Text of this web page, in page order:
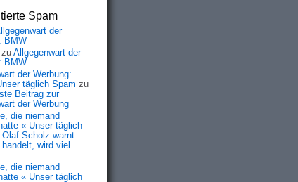
Spam
der
BMW
zu Allgegenwart der
BMW
der Werbung:
täglich Spam zu
Beitrag zur
der Werbung
die niemand
« Unser täglich
Olaf Scholz warnt –
wird viel
die niemand
« Unser täglich